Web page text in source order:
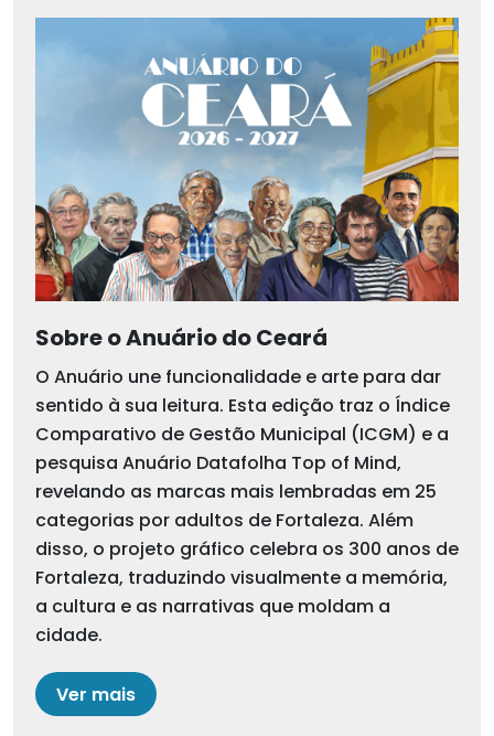
Sobre o Anuário do Ceará
O Anuário une funcionalidade e arte para dar
sentido à sua leitura. Esta edição traz o Índice
Comparativo de Gestão Municipal (ICGM) e a
pesquisa Anuário Datafolha Top of Mind,
revelando as marcas mais lembradas em 25
categorias por adultos de Fortaleza. Além
disso, o projeto gráfico celebra os 300 anos de
Fortaleza, traduzindo visualmente a memória,
a cultura e as narrativas que moldam a
cidade.
Ver mais